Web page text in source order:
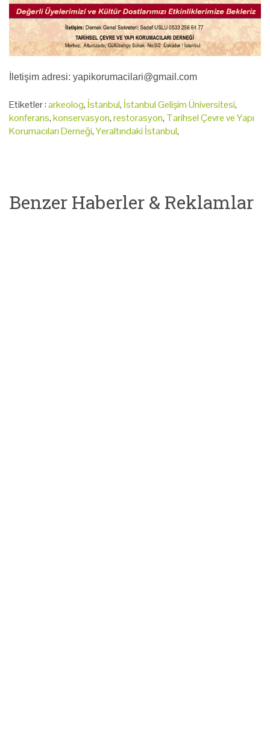
İletişim adresi: yapikorumacilari@gmail.com
Etiketler :arkeolog, İstanbul, İstanbul Gelişim Üniversitesi,
konferans,konservasyon,restorasyon, Tarihsel Çevre ve Yapı
Korumacıları Derneği,Yeraltındaki İstanbul,
Benzer Haberler & Reklamlar